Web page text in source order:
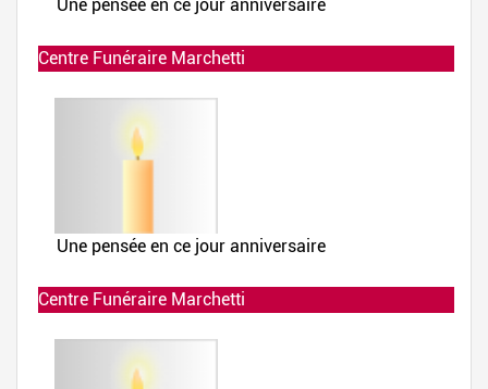
Centre Funéraire Marchetti
Centre Funéraire Marchetti